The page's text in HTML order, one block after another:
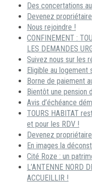
Des concertations
Devenez
Nous rejoindre !
CONFINEMENT :
LES DEMANDES
Suivez nous sur les
Eligible au logement
Borne de paiement
Bientôt une pension
Avis d’échéance
TOURS HABITAT
et pour les RDV !
Devenez
En images la
Cité Roze : un
L’ANTENNE NORD
ACCUEILLIR !